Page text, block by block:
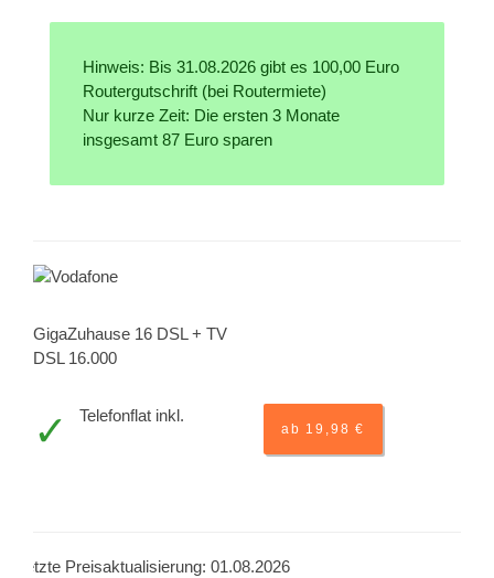
Hinweis: Bis 31.08.2026 gibt es 100,00 Euro
Routergutschrift (bei Routermiete)
Nur kurze Zeit: Die ersten 3 Monate
insgesamt 87 Euro sparen
GigaZuhause 16 DSL + TV
DSL 16.000
Telefonflat inkl.
ab 19,98 €
Letzte Preisaktualisierung: 01.08.2026